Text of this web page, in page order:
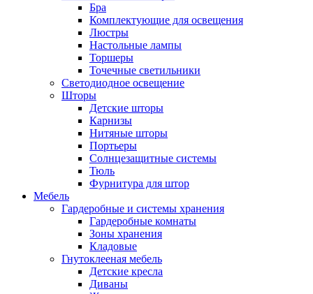
Бра
Комплектующие для освещения
Люстры
Настольные лампы
Торшеры
Точечные светильники
Светодиодное освещение
Шторы
Детские шторы
Карнизы
Нитяные шторы
Портьеры
Солнцезащитные системы
Тюль
Фурнитура для штор
Мебель
Гардеробные и системы хранения
Гардеробные комнаты
Зоны хранения
Кладовые
Гнутоклееная мебель
Детские кресла
Диваны